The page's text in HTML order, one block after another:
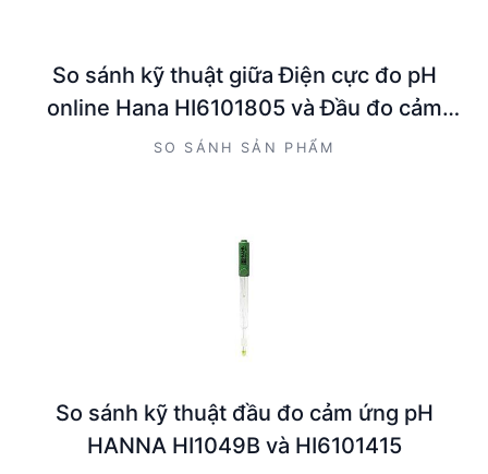
So sánh kỹ thuật giữa Điện cực đo pH
online Hana HI6101805 và Đầu đo cảm
ứng PH Hanna HI6101415
SO SÁNH SẢN PHẨM
So sánh kỹ thuật đầu đo cảm ứng pH
HANNA HI1049B và HI6101415